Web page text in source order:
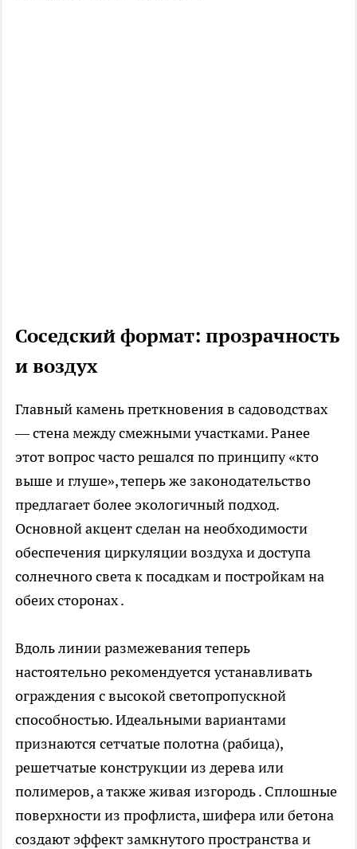
Соседский формат: прозрачность
и воздух
Главный камень преткновения в садоводствах
— стена между смежными участками. Ранее
этот вопрос часто решался по принципу «кто
выше и глуше», теперь же законодательство
предлагает более экологичный подход.
Основной акцент сделан на необходимости
обеспечения циркуляции воздуха и доступа
солнечного света к посадкам и постройкам на
обеих сторонах .
Вдоль линии размежевания теперь
настоятельно рекомендуется устанавливать
ограждения с высокой светопропускной
способностью. Идеальными вариантами
признаются сетчатые полотна (рабица),
решетчатые конструкции из дерева или
полимеров, а также живая изгородь . Сплошные
поверхности из профлиста, шифера или бетона
создают эффект замкнутого пространства и